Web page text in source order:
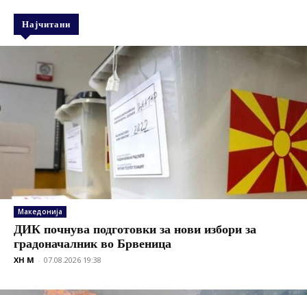
Најчитани
Македонија
ДИК почнува подготовки за нови избори за
градоначалник во Брвеница
XH M - 07.08.2026 19:38